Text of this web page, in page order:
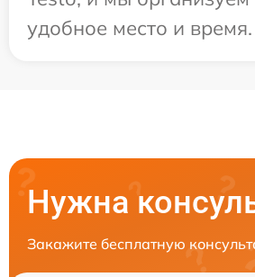
удобное место и время.
Нужна
Закажите бесплатную